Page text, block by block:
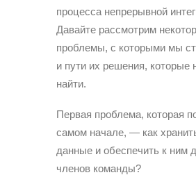
процесса непрерывной
Давайте рассмотрим
проблемы, с которыми мы
и пути их решения, которые
найти.
Первая проблема, которая
самом начале, — как
данные и обеспечить к ним
членов команды?